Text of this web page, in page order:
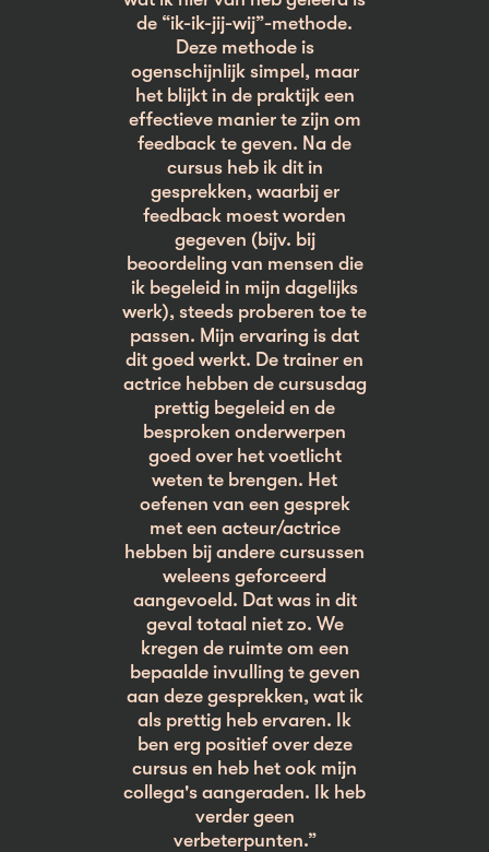
de “ik-ik-jij-wij”-methode.
Deze methode is
ogenschijnlijk simpel, maar
het blijkt in de praktijk een
effectieve manier te zijn om
feedback te geven. Na de
cursus heb ik dit in
gesprekken, waarbij er
feedback moest worden
gegeven (bijv. bij
beoordeling van mensen die
ik begeleid in mijn dagelijks
werk), steeds proberen toe te
passen. Mijn ervaring is dat
dit goed werkt. De trainer en
actrice hebben de cursusdag
prettig begeleid en de
besproken onderwerpen
goed over het voetlicht
weten te brengen. Het
oefenen van een gesprek
met een acteur/actrice
hebben bij andere cursussen
weleens geforceerd
aangevoeld. Dat was in dit
geval totaal niet zo. We
kregen de ruimte om een
bepaalde invulling te geven
aan deze gesprekken, wat ik
als prettig heb ervaren. Ik
ben erg positief over deze
cursus en heb het ook mijn
collega's aangeraden. Ik heb
verder geen
verbeterpunten.”